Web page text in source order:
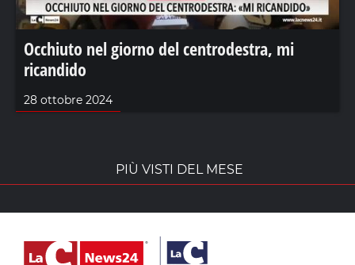
Occhiuto nel giorno del centrodestra, mi
ricandido
28 ottobre 2024
PIÙ VISTI DEL MESE